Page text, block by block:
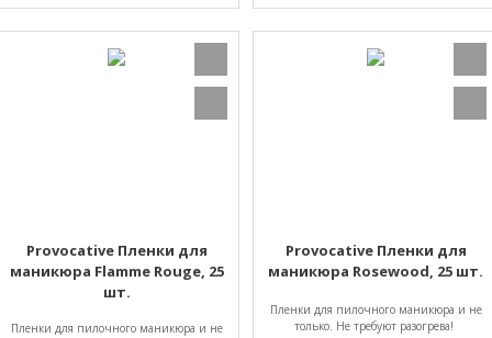
Provocative Пленки для
маникюра Flamme Rouge, 25
шт.
Пленки для пилочного маникюра и не
Provocative Пленки для
маникюра Rosewood, 25 шт.
Пленки для пилочного маникюра и не
только. Не требуют разогрева!